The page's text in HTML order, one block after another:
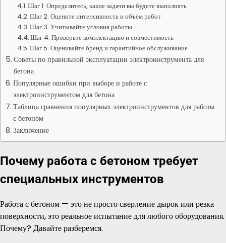
Шаг 1. Определитесь, какие задачи вы будете выполнять
Шаг 2. Оцените интенсивность и объём работ
Шаг 3. Учитывайте условия работы
Шаг 4. Проверьте комплектацию и совместимость
Шаг 5. Оценивайте бренд и гарантийное обслуживание
Советы по правильной эксплуатации электроинструмента для
бетона
Популярные ошибки при выборе и работе с
электроинструментом для бетона
Таблица сравнения популярных электроинструментов для работы
с бетоном
Заключение
Почему работа с бетоном требует
специальных инструментов
Работа с бетоном — это не просто сверление дырок или резка
поверхности, это реальное испытание для любого оборудования.
Почему? Давайте разберемся.